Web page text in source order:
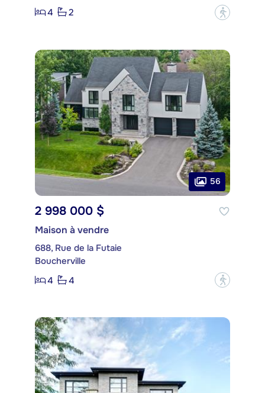
4
2 ?
56
2 998 000 $
Maison à vendre
688, Rue de la Futaie
Boucherville
4
4 ?